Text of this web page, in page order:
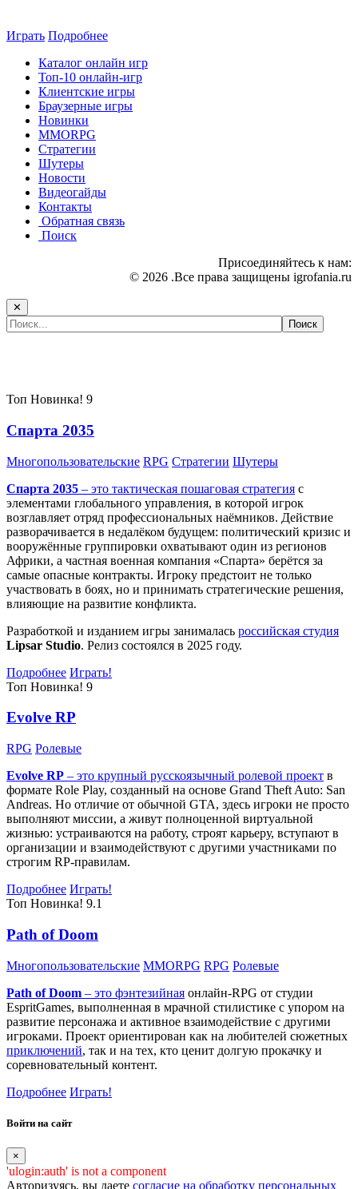
Играть Подробнее
Каталог онлайн игр
Топ-10 онлайн-игр
Клиентские игры
Браузерные игры
Новинки
MMORPG
Стратегии
Шутеры
Новости
Видеогайды
Контакты
Обратная связь
Поиск
Присоединяйтесь к нам:
© 2026 .Все права защищены igrofania.ru
✕
Топ Новинка! 9
Спарта 2035
Многопользовательские RPG Стратегии Шутеры
Спарта 2035 – это тактическая пошаговая стратегия с
элементами глобального управления, в которой игрок
возглавляет отряд профессиональных наёмников. Действие
разворачивается в недалёком будущем: политический кризис и
вооружённые группировки охватывают один из регионов
Африки, а частная военная компания «Спарта» берётся за
самые опасные контракты. Игроку предстоит не только
участвовать в боях, но и принимать стратегические решения,
влияющие на развитие конфликта.
Разработкой и изданием игры занималась российская студия
Lipsar Studio. Релиз состоялся в 2025 году.
Подробнее Играть!
Топ Новинка! 9
Evolve RP
RPG Ролевые
Evolve RP – это крупный русскоязычный ролевой проект в
формате Role Play, созданный на основе Grand Theft Auto: San
Andreas. Но отличие от обычной GTA, здесь игроки не просто
выполняют миссии, а живут полноценной виртуальной
жизнью: устраиваются на работу, строят карьеру, вступают в
организации и взаимодействуют с другими участниками по
строгим RP-правилам.
Подробнее Играть!
Топ Новинка! 9.1
Path of Doom
Многопользовательские MMORPG RPG Ролевые
Path of Doom – это фэнтезийная онлайн-RPG от студии
EspritGames, выполненная в мрачной стилистике с упором на
развитие персонажа и активное взаимодействие с другими
игроками. Проект ориентирован как на любителей сюжетных
приключений, так и на тех, кто ценит долгую прокачку и
соревновательный контент.
Подробнее Играть!
Войти на сайт
×
'ulogin:auth' is not a component
Авторизуясь, вы даете согласие на обработку персональных